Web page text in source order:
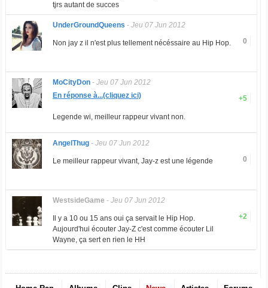
tjrs autant de succes
UnderGroundQueens - Jeu 07 Jun 2012
0
Non jay z il n'est plus tellement nécéssaire au Hip Hop.
MoCityDon- Jeu 07 Jun 2012
+5
En réponse à...(cliquez ici)
Legende wi, meilleur rappeur vivant non.
AngelThug- Jeu 07 Jun 2012
0
Le meilleur rappeur vivant, Jay-z est une légende
WestsideGame - Jeu 07 Jun 2012
+2
Il y a 10 ou 15 ans oui ça servait le Hip Hop.
Aujourd'hui écouter Jay-Z c'est comme écouter Lil
Wayne, ça sert en rien le HH